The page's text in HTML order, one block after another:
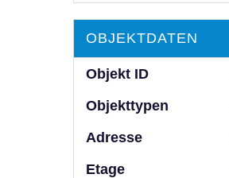
OBJEKTDATEN
Objekt ID
Objekttypen
Adresse
Etage